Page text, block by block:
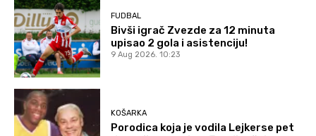
FUDBAL
Bivši igrač Zvezde za 12 minuta
upisao 2 gola i asistenciju!
9 Aug 2026. 10:23
KOŠARKA
Porodica koja je vodila Lejkerse pet